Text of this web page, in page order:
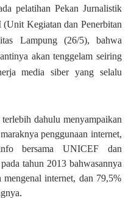
pelatihan Pekan Jurnalistik
Kegiatan dan Penerbitan
Lampung (26/5), bahwa
akan tenggelam seiring
media siber yang selalu
dahulu menyampaikan
penggunaan internet,
bersama UNICEF dan
pada tahun 2013 bahwasannya
internet, dan 79,5%